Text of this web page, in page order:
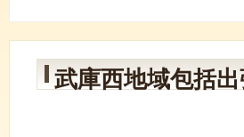
武庫西地域包括